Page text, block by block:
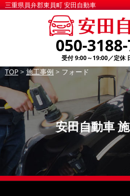
三重県員弁郡東員町 安田自動車
050-
受付 9:00～19:00／定休
TOP > 施工事例 > フォード
安田自動車